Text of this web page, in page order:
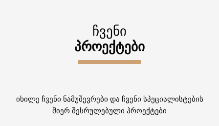
ᲩᲕᲔᲜᲘ
ᲞᲠᲝᲔᲥᲢᲔᲑᲘ
იხილე ჩვენი ნამუშევრები და ჩვენი სპეციალისტების
მიერ შესრულებული პროექტები